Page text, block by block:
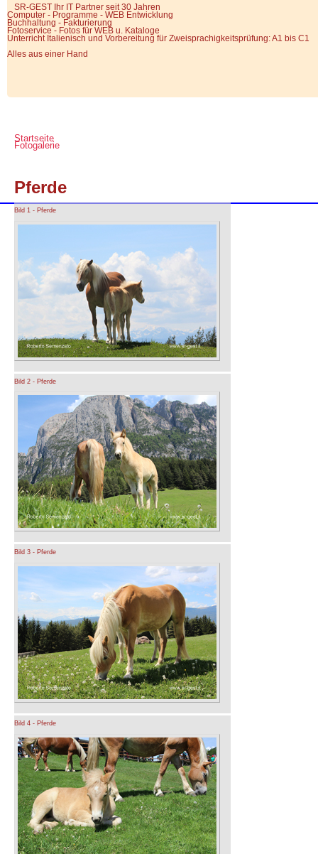
SR-GEST Ihr IT Partner seit 30 Jahren
Computer - Programme - WEB Entwicklung
Buchhaltung - Fakturierung
Fotoservice - Fotos für WEB u. Kataloge
Unterricht Italienisch und Vorbereitung für Zweisprachigkeitsprüfung: A1 bis C1
Alles aus einer Hand
Startseite
Fotogalerie
Pferde
Bild 1 - Pferde
Bild 2 - Pferde
Bild 3 - Pferde
Bild 4 - Pferde